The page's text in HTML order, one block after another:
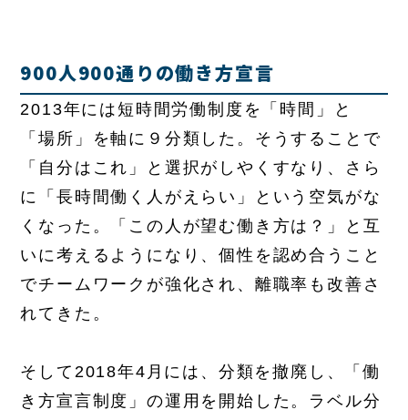
900人900通りの働き方宣言
2013年には短時間労働制度を「時間」と
「場所」を軸に９分類した。そうすることで
「自分はこれ」と選択がしやくすなり、さら
に「長時間働く人がえらい」という空気がな
くなった。「この人が望む働き方は？」と互
いに考えるようになり、個性を認め合うこと
でチームワークが強化され、離職率も改善さ
れてきた。
そして2018年4月には、分類を撤廃し、「働
き方宣言制度」の運用を開始した。ラベル分